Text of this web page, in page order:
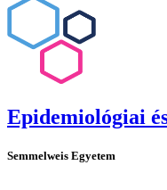
Epidemiológiai
Semmelweis Egyetem